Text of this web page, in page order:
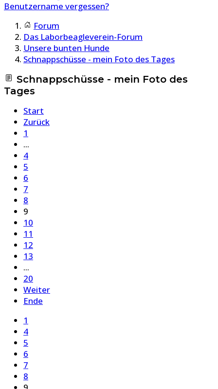
Benutzername vergessen?
Forum
Das Laborbeagleverein-Forum
Unsere bunten Hunde
Schnappschüsse - mein Foto des Tages
Schnappschüsse - mein Foto des
Tages
Start
Zurück
1
...
4
5
6
7
8
9
10
11
12
13
...
20
Weiter
Ende
1
4
5
6
7
8